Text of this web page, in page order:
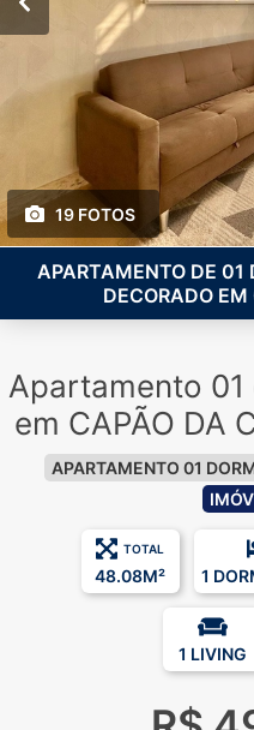
19 FOTOS
APARTAMENTO DE 01
DECORADO
Apartamento
em CAPÃO DA
APARTAMENTO 01
TOTAL
48.08M² 1
1 LIVING